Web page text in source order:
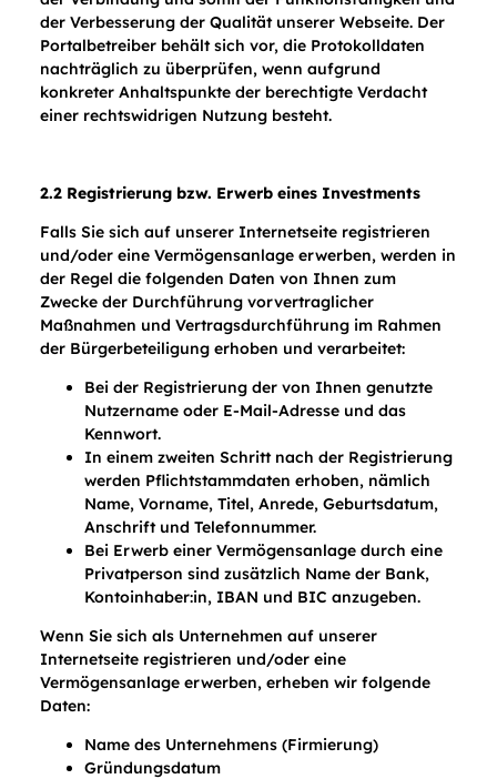
der Verbesserung der Qualität unserer Webseite. Der
Portalbetreiber behält sich vor, die Protokolldaten
nachträglich zu überprüfen, wenn aufgrund
konkreter Anhaltspunkte der berechtigte Verdacht
einer rechtswidrigen Nutzung besteht.
2.2 Registrierung bzw. Erwerb eines Investments
Falls Sie sich auf unserer Internetseite registrieren
und/oder eine Vermögensanlage erwerben, werden in
der Regel die folgenden Daten von Ihnen zum
Zwecke der Durchführung vorvertraglicher
Maßnahmen und Vertragsdurchführung im Rahmen
der Bürgerbeteiligung erhoben und verarbeitet:
Bei der Registrierung der von Ihnen genutzte
Nutzername oder E-Mail-Adresse und das
Kennwort.
In einem zweiten Schritt nach der Registrierung
werden Pflichtstammdaten erhoben, nämlich
Name, Vorname, Titel, Anrede, Geburtsdatum,
Anschrift und Telefonnummer.
Bei Erwerb einer Vermögensanlage durch eine
Privatperson sind zusätzlich Name der Bank,
Kontoinhaber:in, IBAN und BIC anzugeben.
Wenn Sie sich als Unternehmen auf unserer
Internetseite registrieren und/oder eine
Vermögensanlage erwerben, erheben wir folgende
Daten:
Name des Unternehmens (Firmierung)
Gründungsdatum